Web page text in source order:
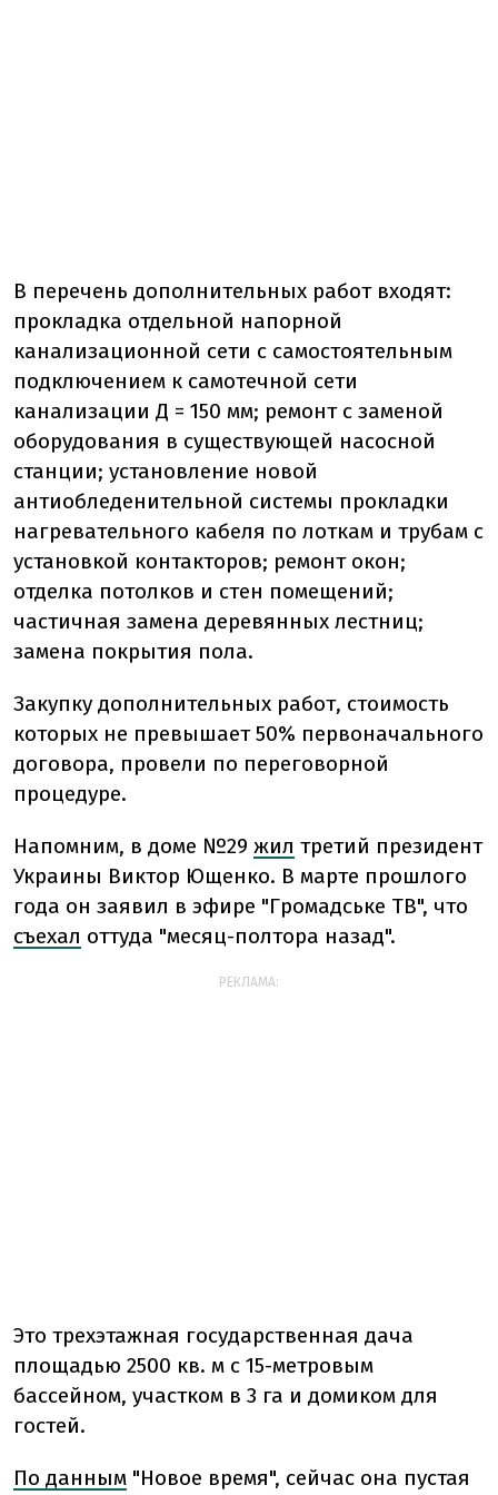
В перечень дополнительных работ входят:
прокладка отдельной напорной
канализационной сети с самостоятельным
подключением к самотечной сети
канализации Д = 150 мм; ремонт с заменой
оборудования в существующей насосной
станции; установление новой
антиобледенительной системы прокладки
нагревательного кабеля по лоткам и трубам с
установкой контакторов; ремонт окон;
отделка потолков и стен помещений;
частичная замена деревянных лестниц;
замена покрытия пола.
Закупку дополнительных работ, стоимость
которых не превышает 50% первоначального
договора, провели по переговорной
процедуре.
Напомним, в доме №29 жил третий президент
Украины Виктор Ющенко. В марте прошлого
года он заявил в эфире "Громадське ТВ", что
съехал оттуда "месяц-полтора назад".
РЕКЛАМА:
Это трехэтажная государственная дача
площадью 2500 кв. м с 15-метровым
бассейном, участком в 3 га и домиком для
гостей.
По данным "Новое время", сейчас она пустая